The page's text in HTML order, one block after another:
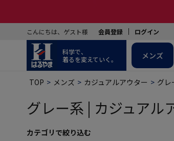
こんにちは、ゲスト様 会員登録 ログイン
科学で、
着るを変えていく。
メンズ
TOP メンズ カジュアルアウター グレ
グレー系 | カジュアル
カテゴリで絞り込む